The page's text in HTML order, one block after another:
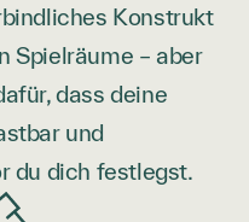
Konstrukt
Spielräume – aber
dass deine
und
du dich festlegst.